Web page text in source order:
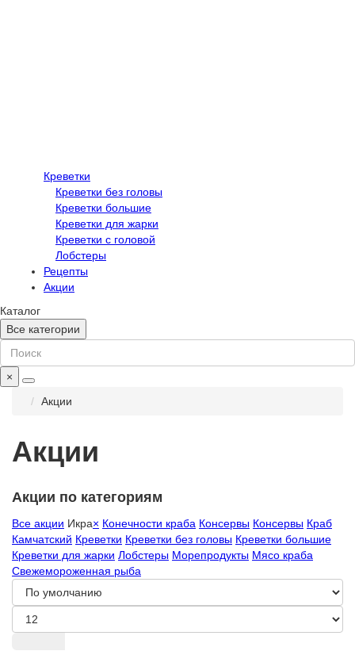
Креветки
Креветки без головы
Креветки большие
Креветки для жарки
Креветки с головой
Лобстеры
Рецепты
Акции
Каталог
Все категории
×
Акции
Акции
Акции по категориям
Все акции Икра× Конечности краба Консервы Консервы Краб
Камчатский Креветки Креветки без головы Креветки большие
Креветки для жарки Лобстеры Морепродукты Мясо краба
Свежемороженная рыба